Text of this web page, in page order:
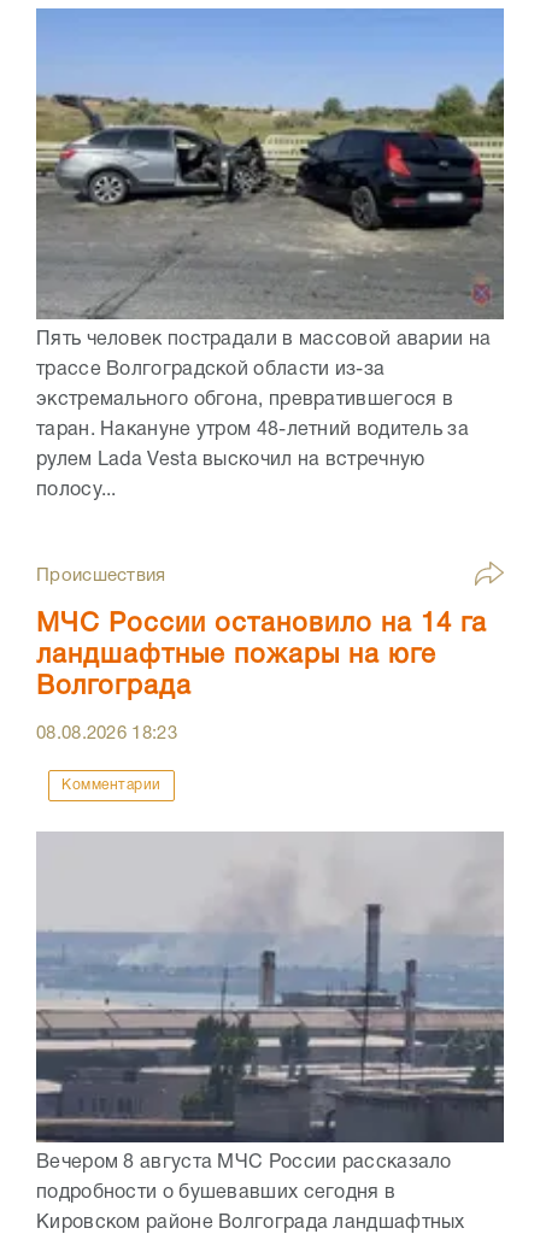
Пять человек пострадали в массовой аварии на
трассе Волгоградской области из-за
экстремального обгона, превратившегося в
таран. Накануне утром 48-летний водитель за
рулем Lada Vesta выскочил на встречную
полосу...
Происшествия
МЧС России остановило на 14 га
ландшафтные пожары на юге
Волгограда
08.08.2026 18:23
Комментарии
Вечером 8 августа МЧС России рассказало
подробности о бушевавших сегодня в
Кировском районе Волгограда ландшафтных